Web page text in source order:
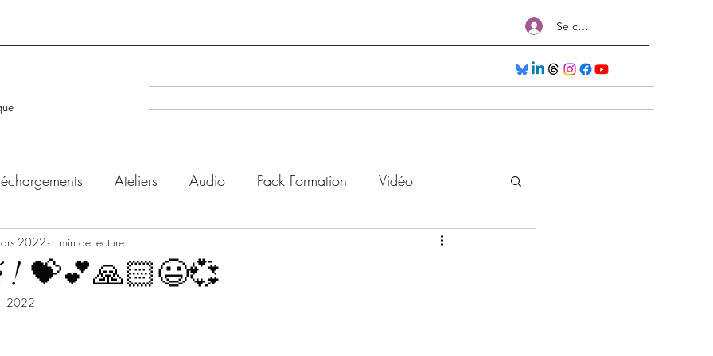
Se connecter
Ateliers Audio Pack Formation Vidéo
! 💝💕🙏🏻😃💞
2022 1 min de lecture
2022